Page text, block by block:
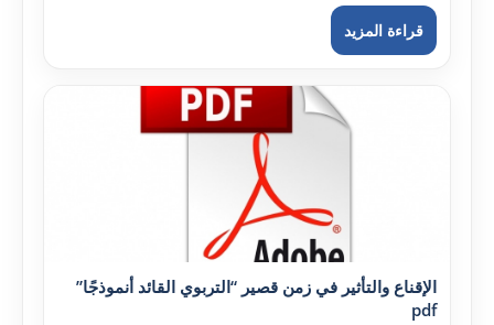
قراءة المزيد
الإقناع والتأثير في زمن قصير “التربوي القائد أنموذجًا”
pdf